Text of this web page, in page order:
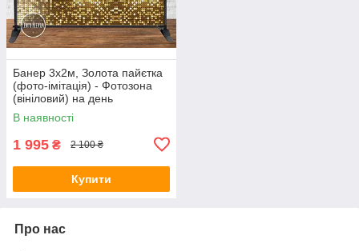
Банер 3х2м, Золота пайєтка
(фото-імітація) - Фотозона
(вініловий) на день
народження (без каркасу) -
В наявності
1 995 ₴ 2 100 ₴
Купити
Про нас